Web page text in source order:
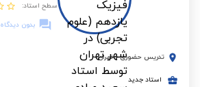
سطح استاد:
بدون دیدگاه
تدریس حضوری - تهران
استاد جدید